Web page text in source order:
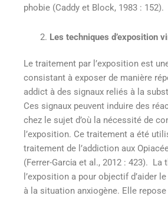
phobie (Caddy et Block, 1983 : 152).
Les techniques d’exposition
Le traitement par l’exposition est
consistant à exposer de manière
addict à des signaux reliés à la
Ces signaux peuvent induire des
chez le sujet d’où la nécessité de
l’exposition. Ce traitement a été
traitement de l’addiction aux
(Ferrer-Garcίa et al., 2012 : 423). La
l’exposition a pour objectif d’aider
à la situation anxiogène. Elle